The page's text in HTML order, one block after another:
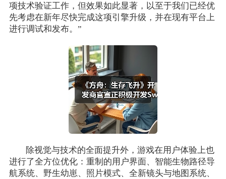
项技术验证工作，但效果如此显著，以至于我们已经优
先考虑在新年尽快完成这项引擎升级，并在现有平台上
进行调试和发布。”
除视觉与技术的全面提升外，游戏在用户体验上也
进行了全方位优化：重制的用户界面、智能生物路径导
航系统、野生幼崽、照片模式、全新镜头与地图系统、